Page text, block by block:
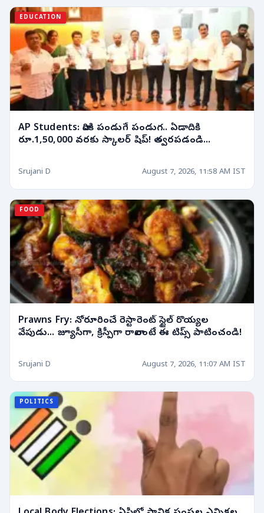
EDUCATION
AP Students: వారికి పండుగే పండుగ.. ఏడాదికి
రూ.1,50,000 వరకు స్కాలర్ షిప్! త్వరపడండి...
Srujani D August 7, 2026, 11:58 AM IST
FOOD
Prawns Fry: నోరూరించే రెస్టారెంట్ స్టైల్ రొయ్యల
వేపుడు... జ్యూసీగా, క్రిస్పీగా రావాలంటే ఈ టిప్స్ పాటించండి!
Srujani D August 7, 2026, 11:07 AM IST
POLITICS